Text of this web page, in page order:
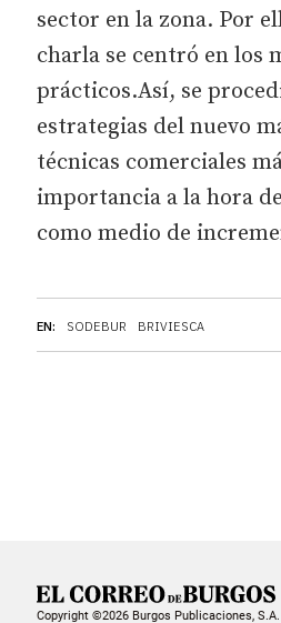
EN: SODEBUR BRIVIESCA
sector en la zona. Por
charla se centró en los
prácticos.Así, se
estrategias del nuevo
técnicas comerciales
importancia a la hora
como medio de
Copyright ©2026 Burgos Publicaciones, S.A.